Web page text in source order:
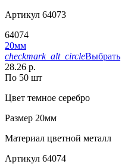
Артикул 64073
64074
20мм
checkmark_alt_circleВыбрать
28.26 р.
По 50 шт
Цвет темное серебро
Размер 20мм
Материал цветной металл
Артикул 64074